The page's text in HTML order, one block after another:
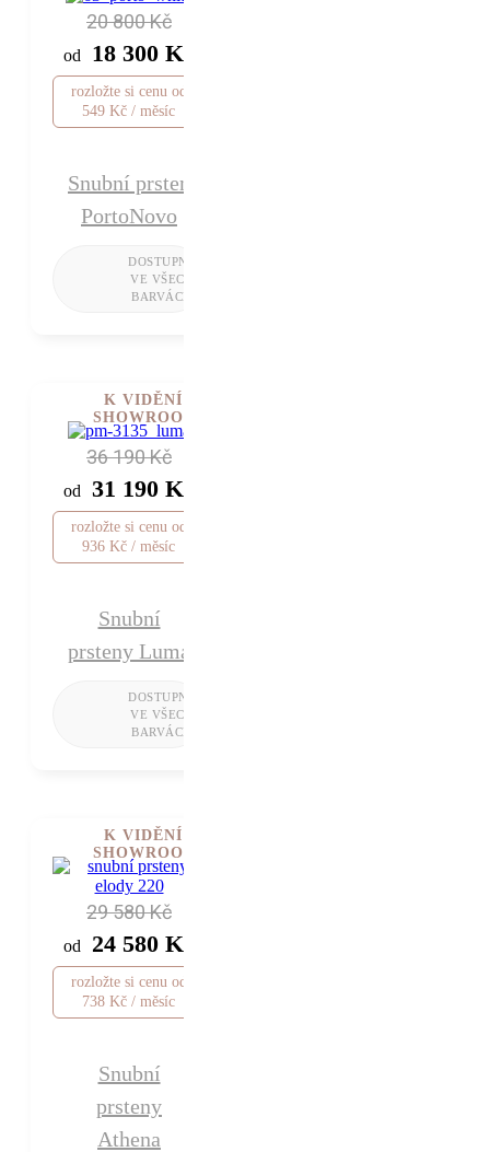
20 800 Kč
od 18 300 Kč
rozložte si cenu od
549 Kč / měsíc
Snubní prsten
PortoNovo
36 190 Kč
od 31 190 Kč
rozložte si cenu od
936 Kč / měsíc
Snubní
prsteny Luma
K VIDĚNÍ V
SHOWROOMU
29 580 Kč
od 24 580 Kč
rozložte si cenu od
738 Kč / měsíc
Snubní
prsteny
Athena
K VIDĚNÍ V
SHOWROOMU